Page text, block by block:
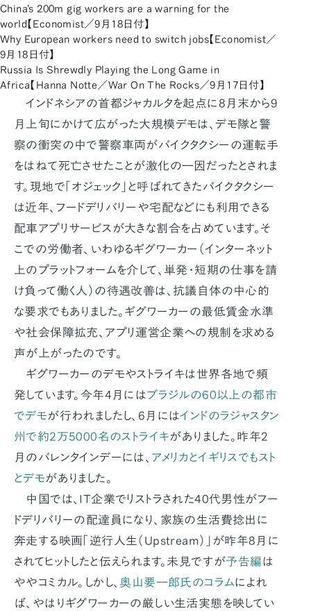
China's 200m gig workers are a warning for the
world【Economist／9月18日付】
Why European workers need to switch jobs【Economist／
9月18日付】
Russia Is Shrewdly Playing the Long Game in
Africa【Hanna Notte／War On The Rocks／9月17日付】
インドネシアの首都ジャカルタを起点に8月末から9
月上旬にかけて広がった大規模デモは、デモ隊と警
察の衝突の中で警察車両がバイクタクシーの運転手
をはねて死亡させたことが激化の一因だったとされま
す。現地で「オジェック」と呼ばれてきたバイクタクシー
は近年、フードデリバリーや宅配などにも利用できる
配車アプリサービスが大きな割合を占めています。そ
こでの労働者、いわゆるギグワーカー（インターネット
上のプラットフォームを介して、単発・短期の仕事を請
け負って働く人）の待遇改善は、抗議自体の中心的
な要求でもありました。ギグワーカーの最低賃金水準
や社会保障拡充、アプリ運営企業への規制を求める
声が上がったのです。
ギグワーカーのデモやストライキは世界各地で頻
発しています。今年4月にはブラジルの60以上の都市
でデモが行われましたし、6月にはインドのラジャスタン
州で約2万5000名のストライキがありました。昨年2
月のバレンタインデーには、 アメリカとイギリスでもスト
とデモがありました。
中国では、IT企業でリストラされた40代男性がフー
ドデリバリーの配達員になり、家族の生活費捻出に
奔走する映画「逆行人生（Upstream）」が昨年8月に
されてヒットしたと伝えられます。未見ですが予告編は
ややコミカル。しかし、奥山要一郎氏のコラムによれ
ば、やはりギグワーカーの厳しい生活実態を映してい